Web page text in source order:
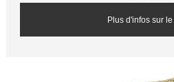
Plus d'infos sur